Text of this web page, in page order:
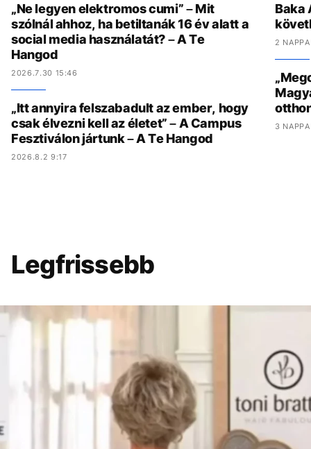
„Ne legyen elektromos cumi” – Mit
szólnál ahhoz, ha betiltanák 16 év alatt a
social media használatát? – A Te
Hangod
2026.7.30 15:46
„Itt annyira felszabadult az ember, hogy
csak élvezni kell az életet” – A Campus
Fesztiválon jártunk – A Te Hangod
2026.8.2 9:17
Baka
2
3
Legfrissebb